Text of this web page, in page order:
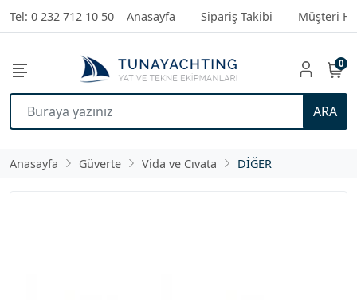
Tel: 0 232 712 10 50 Anasayfa Sipariş Takibi Müşteri
ARA
0
Anasayfa Güverte Vida ve Cıvata DİĞER